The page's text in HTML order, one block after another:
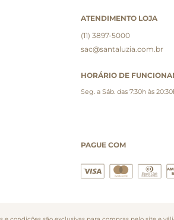
ATENDIMENTO LOJA
(11) 3897-5000
sac@santaluzia.com.br
HORÁRIO DE
Seg. a Sáb. das 7:30h às
PAGUE COM